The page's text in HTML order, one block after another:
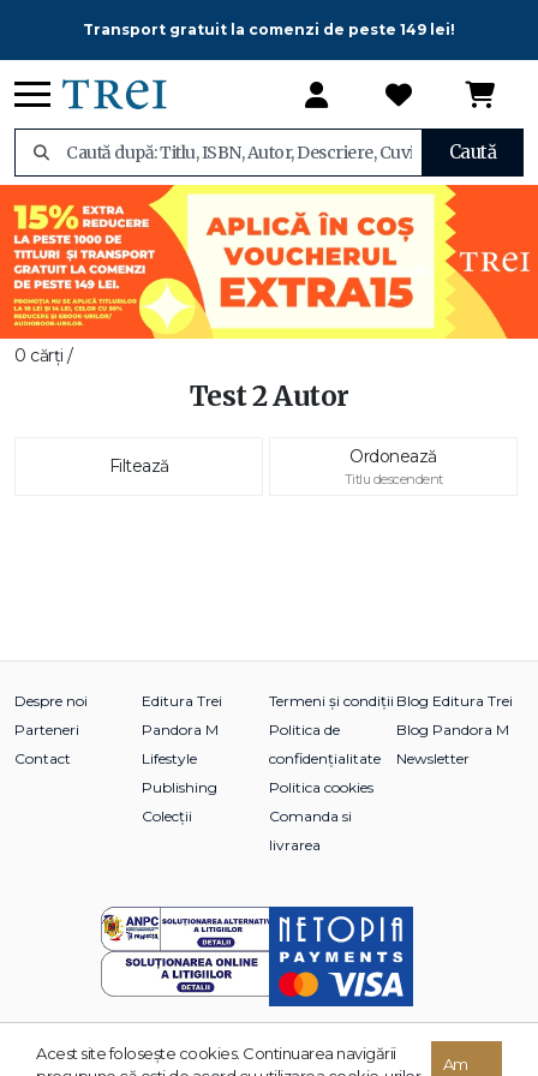
Transport gratuit la comenzi de peste 149 lei!
Caută
0 cărți /
Test 2 Autor
Filtează Ordonează
Titlu descendent
Despre noi
Parteneri
Contact
Editura Trei
Pandora M
Lifestyle
Publishing
Colecții
Termeni și condiții
Politica de
confidențialitate
Politica cookies
Comanda si
livrarea
Blog Editura Trei
Blog Pandora M
Newsletter
© 2026 Grupul Editorial TREI. Toate drepturile rezervate.
Acest site foloseşte cookies. Continuarea navigării
Am